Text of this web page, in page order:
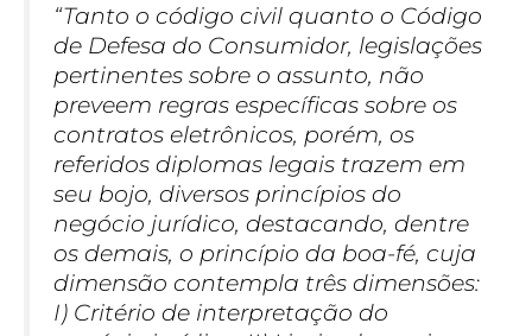
“Tanto o código civil quanto o Código
de Defesa do Consumidor, legislações
pertinentes sobre o assunto, não
preveem regras específicas sobre os
contratos eletrônicos, porém, os
referidos diplomas legais trazem em
seu bojo, diversos princípios do
negócio jurídico, destacando, dentre
os demais, o princípio da boa-fé, cuja
dimensão contempla três dimensões:
I) Critério de interpretação do